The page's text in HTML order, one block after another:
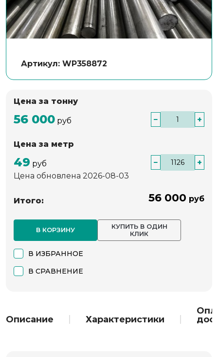
Артикул: WP358872
Цена за тонну
56 000 руб − +
Цена за метр
49 руб −
+
Цена обновлена 2026-08-03
Итого: 56 000 руб
В КОРЗИНУ
КУПИТЬ В ОДИН
КЛИК
В ИЗБРАННОЕ
В СРАВНЕНИЕ
Описание Характеристики